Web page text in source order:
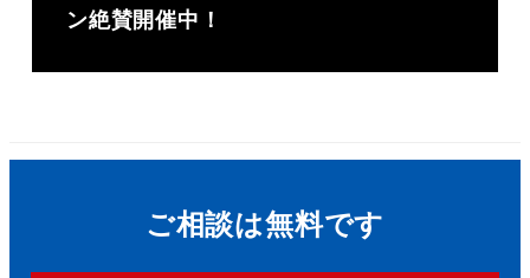
ン絶賛開催中！
ご相談は無料です